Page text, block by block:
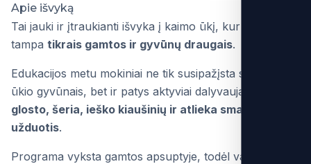
Apie išvyką
Tai jauki ir įtraukianti išvyka į kaimo ūkį, kur vaikai
tampa tikrais gamtos ir gyvūnų draugais.
Edukacijos metu mokiniai ne tik susipažįsta su įvairiais
ūkio gyvūnais, bet ir patys aktyviai dalyvauja veiklose –
glosto, šeria, ieško kiaušinių ir atlieka smagias
užduotis.
Programa vyksta gamtos apsuptyje, todėl vaikai gali